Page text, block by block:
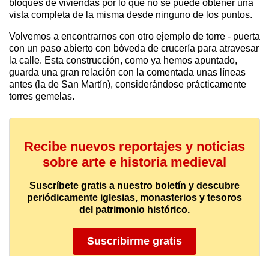
bloques de viviendas por lo que no se puede obtener una
vista completa de la misma desde ninguno de los puntos.
Volvemos a encontrarnos con otro ejemplo de torre - puerta
con un paso abierto con bóveda de crucería para atravesar
la calle. Esta construcción, como ya hemos apuntado,
guarda una gran relación con la comentada unas líneas
antes (la de San Martín), considerándose prácticamente
torres gemelas.
Recibe nuevos reportajes y noticias
sobre arte e historia medieval
Suscríbete gratis a nuestro boletín y descubre
periódicamente iglesias, monasterios y tesoros
del patrimonio histórico.
Suscribirme gratis